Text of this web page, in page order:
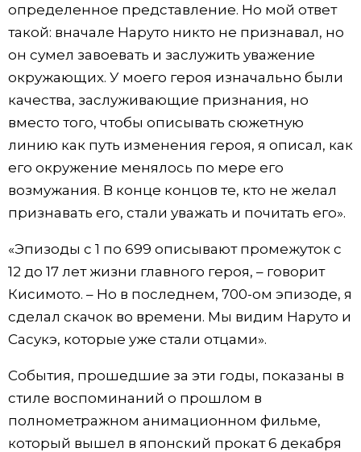
определенное представление. Но мой ответ
такой: вначале Наруто никто не признавал, но
он сумел завоевать и заслужить уважение
окружающих. У моего героя изначально были
качества, заслуживающие признания, но
вместо того, чтобы описывать сюжетную
линию как путь изменения героя, я описал, как
его окружение менялось по мере его
возмужания. В конце концов те, кто не желал
признавать его, стали уважать и почитать его».
«Эпизоды с 1 по 699 описывают промежуток с
12 до 17 лет жизни главного героя, – говорит
Кисимото. – Но в последнем, 700-ом эпизоде, я
сделал скачок во времени. Мы видим Наруто и
Сасукэ, которые уже стали отцами».
События, прошедшие за эти годы, показаны в
стиле воспоминаний о прошлом в
полнометражном анимационном фильме,
который вышел в японский прокат 6 декабря